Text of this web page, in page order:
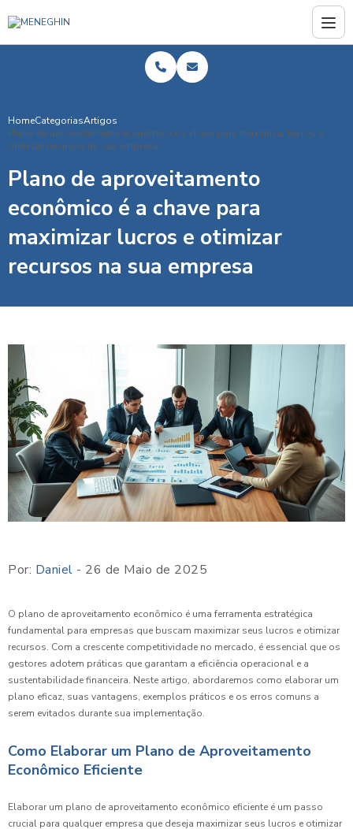
HomeCategoriasArtigos
Plano de aproveitamento econômico é a chave para maximizar lucros e
otimizar recursos na sua empresa
Plano de aproveitamento
econômico é a chave para
maximizar lucros e otimizar
recursos na sua empresa
Por: Daniel - 26 de Maio de 2025
O plano de aproveitamento econômico é uma ferramenta estratégica
fundamental para empresas que buscam maximizar seus lucros e otimizar
recursos. Com a crescente competitividade no mercado, é essencial que os
gestores adotem práticas que garantam a eficiência operacional e a
sustentabilidade financeira. Neste artigo, abordaremos como elaborar um
plano eficaz, suas vantagens, exemplos práticos e os erros comuns a
serem evitados durante sua implementação.
Como Elaborar um Plano de Aproveitamento
Econômico Eficiente
Elaborar um plano de aproveitamento econômico eficiente é um passo
crucial para qualquer empresa que deseja maximizar seus lucros e otimizar